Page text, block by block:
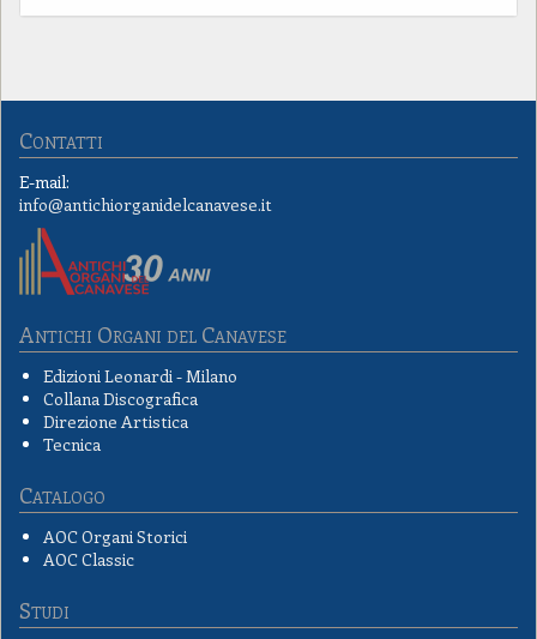
Contatti
E-mail:
info@antichiorganidelcanavese.it
Antichi Organi del Canavese
Edizioni Leonardi - Milano
Collana Discografica
Direzione Artistica
Tecnica
Catalogo
AOC Organi Storici
AOC Classic
Studi